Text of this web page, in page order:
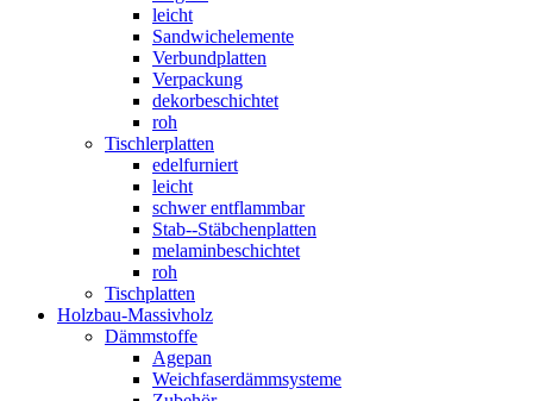
leicht
Sandwichelemente
Verbundplatten
Verpackung
dekorbeschichtet
roh
Tischlerplatten
edelfurniert
leicht
schwer entflammbar
Stab--Stäbchenplatten
melaminbeschichtet
roh
Tischplatten
Holzbau-Massivholz
Dämmstoffe
Agepan
Weichfaserdämmsysteme